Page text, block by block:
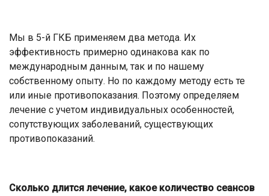
Мы в 5-й ГКБ применяем два метода. Их
эффективность примерно одинакова как по
международным данным, так и по нашему
собственному опыту. Но по каждому методу есть те
или иные противопоказания. Поэтому определяем
лечение с учетом индивидуальных особенностей,
сопутствующих заболеваний, существующих
противопоказаний.
Сколько длится лечение, какое количество сеансов